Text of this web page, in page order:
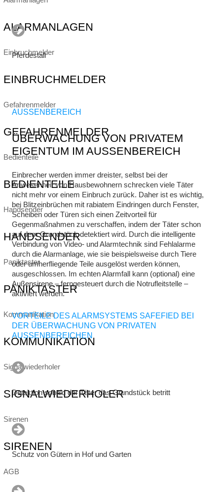
ALARMANLAGEN
Einbruchmelder
EINBRUCHMELDER
Gefahrenmelder
GEFAHRENMELDER
Bedienteile
BEDIENTEILE
Handsender
HANDSENDER
Paniktaster
PANIKTASTER
Kommunikation
KOMMUNIKATION
Signalwiederholer
SIGNALWIEDERHOLER
Sirenen
SIRENEN
AGB
Pferdestall
AUSSENBEREICH
ÜBERWACHUNG VON PRIVATEM
EIGENTUM IM AUSSENBEREICH
Einbrecher werden immer dreister, selbst bei der
Anwesenheit von Hausbewohnern schrecken viele Täter
nicht mehr vor einem Einbruch zurück. Daher ist es wichtig,
bei Blitzeinbrüchen mit rabiatem Eindringen durch Fenster,
Scheiben oder Türen sich einen Zeitvorteil für
Gegenmaßnahmen zu verschaffen, indem der Täter schon
auf dem Grundstück detektiert wird. Durch die intelligente
Verbindung von Video- und Alarmtechnik sind Fehlalarme
durch die Alarmanlage, wie sie beispielsweise durch Tiere
oder umherfliegende Teile ausgelöst werden können,
ausgeschlossen. Im echten Alarmfall kann (optional) eine
Außensirene – ferngesteuert durch die Notrufleitstelle –
aktiviert werden.
VORTEILE DES ALARMSYSTEMS SAFEFIED BEI
DER ÜBERWACHUNG VON PRIVATEN
AUSSENBEREICHEN
Detektion sobald der Täter das Grundstück betritt
Schutz von Gütern in Hof und Garten